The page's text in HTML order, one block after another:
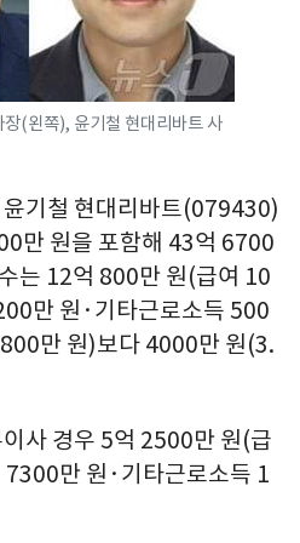
(왼쪽), 윤기철 현대리바트 사
기철 현대리바트(079430)
만 원을 포함해 43억 6700
는 12억 800만 원(급여 10
만 원·기타근로소득 500
만 원)보다 4000만 원(3.
사 경우 5억 2500만 원(급
만 원·기타근로소득 1